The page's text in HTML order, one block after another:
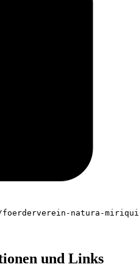
natura-
und Links